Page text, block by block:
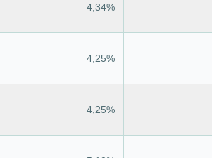
4,34%
4,25%
4,25%